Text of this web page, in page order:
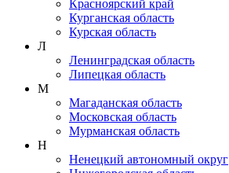
Красноярский край
Курганская область
Курская область
Л
Ленинградская область
Липецкая область
М
Магаданская область
Московская область
Мурманская область
Н
Ненецкий автономный округ